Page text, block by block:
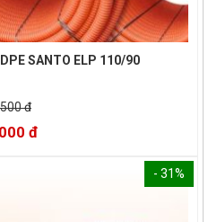
SANTO ELP 110/90
đ
đ
- 31%